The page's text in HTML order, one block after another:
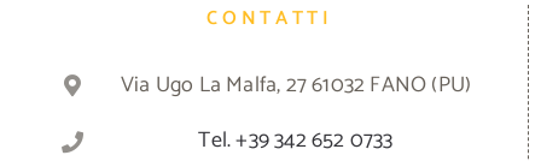
CONTATTI
Via Ugo La Malfa, 27 61032 FANO (PU)
Tel. +39 342 652 0733